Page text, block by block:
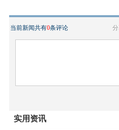
当前新闻共有0条评论 分
实用资讯